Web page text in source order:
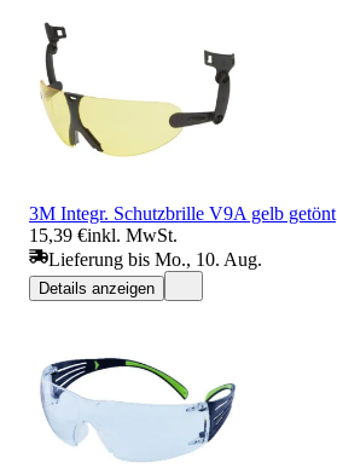
3M Integr. Schutzbrille V9A gelb getönt
15,39 €inkl. MwSt.
Lieferung bis Mo., 10. Aug.
Details anzeigen